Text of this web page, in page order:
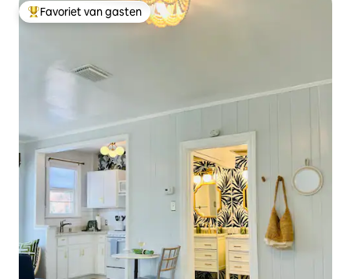
Topfavoriet van gasten
Favoriet van gasten